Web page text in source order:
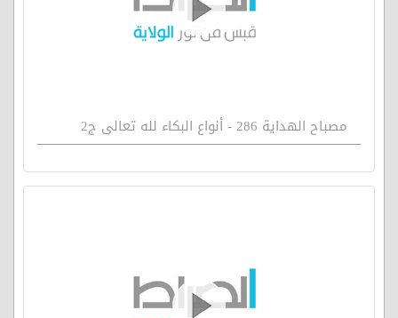
مصباح الهداية 286 - أنواع البكاء لله تعالى ج2